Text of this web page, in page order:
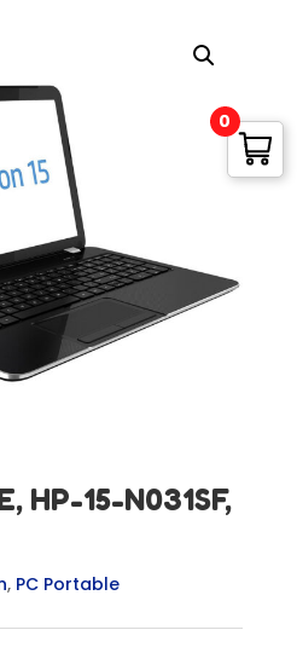
HP-15-N031SF,
, PC Portable
0